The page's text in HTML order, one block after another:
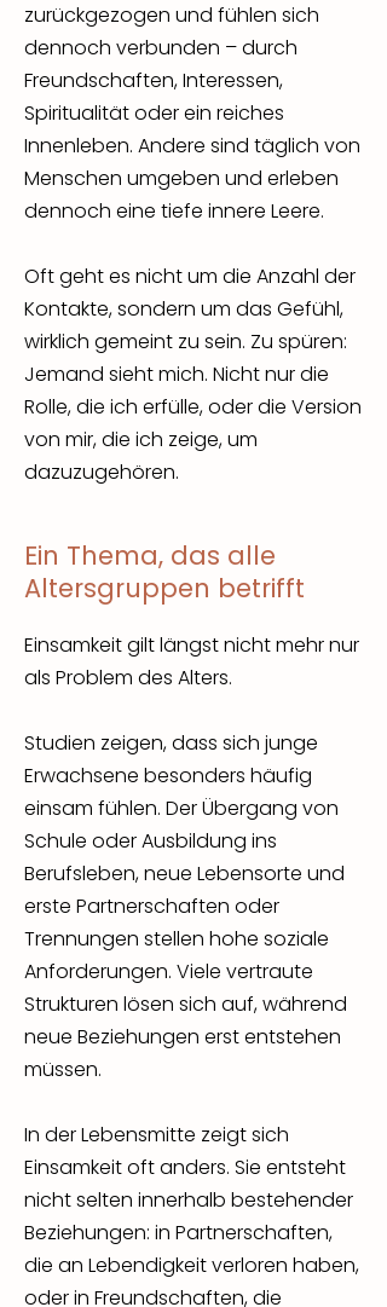
zurückgezogen und fühlen sich
dennoch verbunden – durch
Freundschaften, Interessen,
Spiritualität oder ein reiches
Innenleben. Andere sind täglich von
Menschen umgeben und erleben
dennoch eine tiefe innere Leere.
Oft geht es nicht um die Anzahl der
Kontakte, sondern um das Gefühl,
wirklich gemeint zu sein. Zu spüren:
Jemand sieht mich. Nicht nur die
Rolle, die ich erfülle, oder die Version
von mir, die ich zeige, um
dazuzugehören.
Ein Thema, das alle
Altersgruppen betrifft
Einsamkeit gilt längst nicht mehr nur
als Problem des Alters.
Studien zeigen, dass sich junge
Erwachsene besonders häufig
einsam fühlen. Der Übergang von
Schule oder Ausbildung ins
Berufsleben, neue Lebensorte und
erste Partnerschaften oder
Trennungen stellen hohe soziale
Anforderungen. Viele vertraute
Strukturen lösen sich auf, während
neue Beziehungen erst entstehen
müssen.
In der Lebensmitte zeigt sich
Einsamkeit oft anders. Sie entsteht
nicht selten innerhalb bestehender
Beziehungen: in Partnerschaften,
die an Lebendigkeit verloren haben,
oder in Freundschaften, die